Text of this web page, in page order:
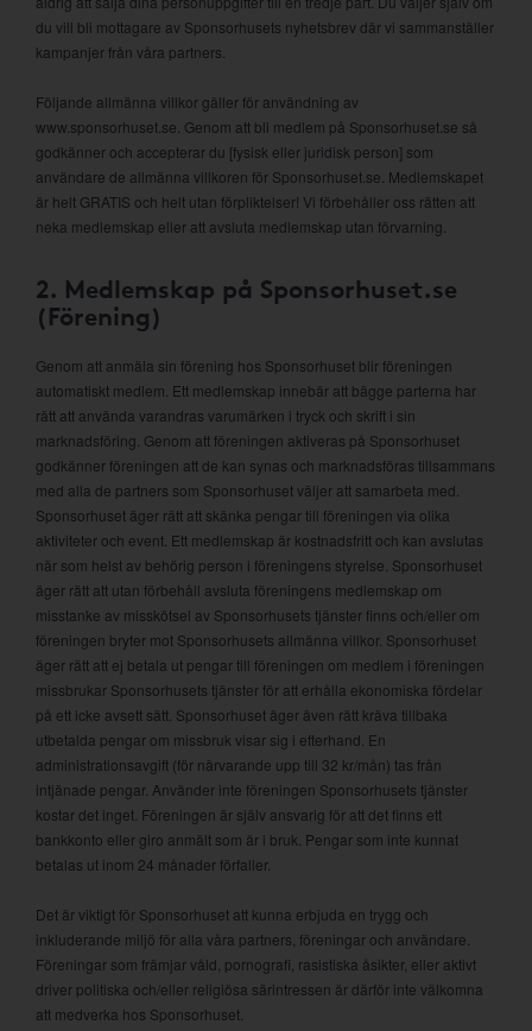
du vill bli mottagare av Sponsorhusets nyhetsbrev där vi sammanställer
kampanjer från våra partners.
Följande allmänna villkor gäller för användning av
www.sponsorhuset.se. Genom att bli medlem på Sponsorhuset.se så
godkänner och accepterar du [fysisk eller juridisk person] som
användare de allmänna villkoren för Sponsorhuset.se. Medlemskapet
är helt GRATIS och helt utan förpliktelser! Vi förbehåller oss rätten att
neka medlemskap eller att avsluta medlemskap utan förvarning.
2. Medlemskap på Sponsorhuset.se
(Förening)
Genom att anmäla sin förening hos Sponsorhuset blir föreningen
automatiskt medlem. Ett medlemskap innebär att bägge parterna har
rätt att använda varandras varumärken i tryck och skrift i sin
marknadsföring. Genom att föreningen aktiveras på Sponsorhuset
godkänner föreningen att de kan synas och marknadsföras tillsammans
med alla de partners som Sponsorhuset väljer att samarbeta med.
Sponsorhuset äger rätt att skänka pengar till föreningen via olika
aktiviteter och event. Ett medlemskap är kostnadsfritt och kan avslutas
när som helst av behörig person i föreningens styrelse. Sponsorhuset
äger rätt att utan förbehåll avsluta föreningens medlemskap om
misstanke av misskötsel av Sponsorhusets tjänster finns och/eller om
föreningen bryter mot Sponsorhusets allmänna villkor. Sponsorhuset
äger rätt att ej betala ut pengar till föreningen om medlem i föreningen
missbrukar Sponsorhusets tjänster för att erhålla ekonomiska fördelar
på ett icke avsett sätt. Sponsorhuset äger även rätt kräva tillbaka
utbetalda pengar om missbruk visar sig i efterhand. En
administrationsavgift (för närvarande upp till 32 kr/mån) tas från
intjänade pengar. Använder inte föreningen Sponsorhusets tjänster
kostar det inget. Föreningen är själv ansvarig för att det finns ett
bankkonto eller giro anmält som är i bruk. Pengar som inte kunnat
betalas ut inom 24 månader förfaller.
Det är viktigt för Sponsorhuset att kunna erbjuda en trygg och
inkluderande miljö för alla våra partners, föreningar och användare.
Föreningar som främjar våld, pornografi, rasistiska åsikter, eller aktivt
driver politiska och/eller religiösa särintressen är därför inte välkomna
att medverka hos Sponsorhuset.